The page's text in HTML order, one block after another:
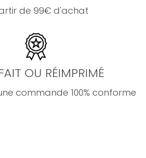
de 99€ d'achat
OU RÉIMPRIMÉ
commande 100% conforme